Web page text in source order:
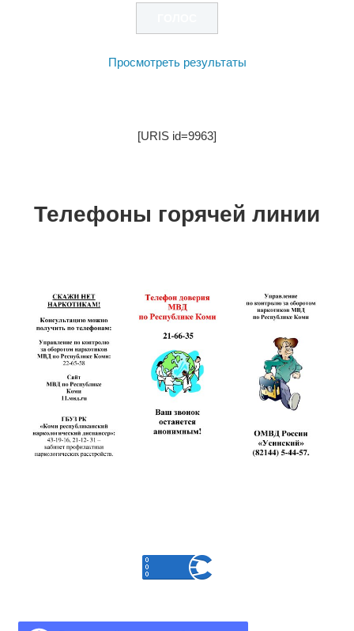
Просмотреть результаты
[URIS id=9963]
Телефоны горячей линии